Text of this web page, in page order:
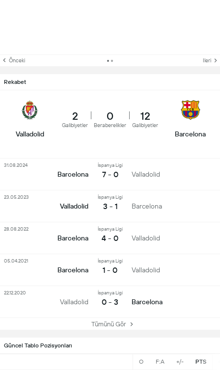
Güncel Tablo Pozisyonları
O F:A +/- PTS
Önceki Ileri
Rekabet
Valladolid
2
Galibiyetler
0
Beraberelikler
12
Galibiyetler
Barcelona
Barcelona
İspanya Ligi
7 - 0 Valladolid
31.08.2024
Valladolid
İspanya Ligi
3 - 1 Barcelona
23.05.2023
Barcelona
İspanya Ligi
4 - 0 Valladolid
28.08.2022
Barcelona
İspanya Ligi
1 - 0 Valladolid
05.04.2021
Valladolid
İspanya Ligi
0 - 3 Barcelona
22.12.2020
Tümünü Gör